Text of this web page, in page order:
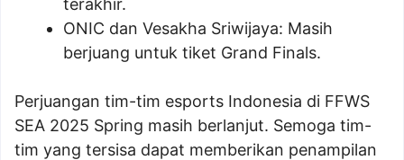
terakhir.
ONIC dan Vesakha Sriwijaya: Masih
berjuang untuk tiket Grand Finals.
Perjuangan tim-tim esports Indonesia di FFWS
SEA 2025 Spring masih berlanjut. Semoga tim-
tim yang tersisa dapat memberikan penampilan